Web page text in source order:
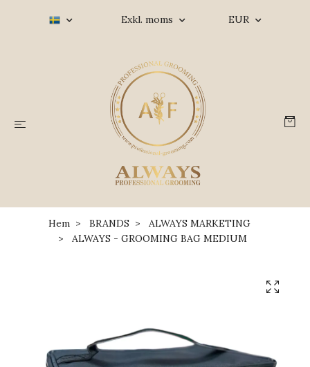
Exkl. moms EUR
Hem BRANDS
ALWAYS MARKETING
ALWAYS - GROOMING BAG MEDIUM